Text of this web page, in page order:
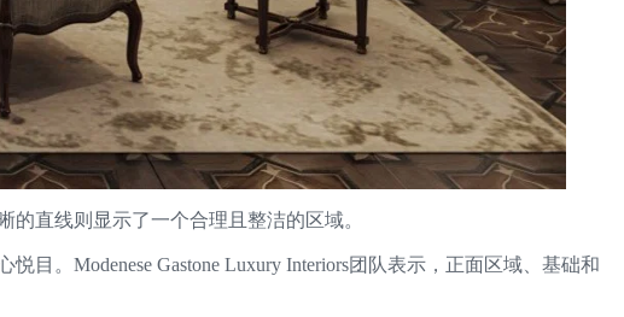
直线则显示了一个合理且整洁的区域。
。Modenese Gastone Luxury Interiors团队表示，正面区域、基础和